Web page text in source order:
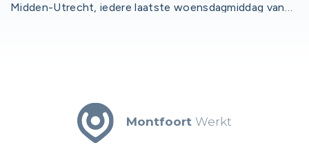
Midden-Utrecht, iedere laatste woensdagmiddag van
Montfoort Werkt